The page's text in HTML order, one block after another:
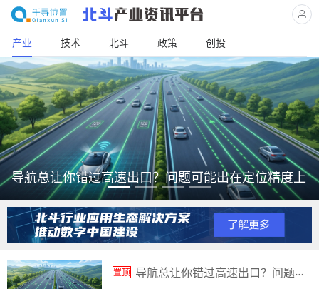
产业 技术 北斗 政策 创投
导航总让你错过高速出口？问题可能出在定位精度上
置顶 导航总让你错过高速出口？问题可能出在定位精度上